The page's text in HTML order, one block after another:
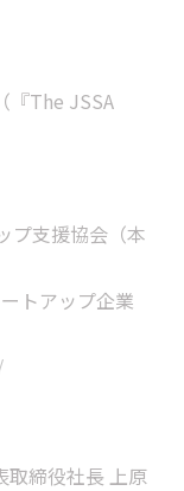
『The JSSA
プ支援協会（本
トアップ企業
取締役社長 上原